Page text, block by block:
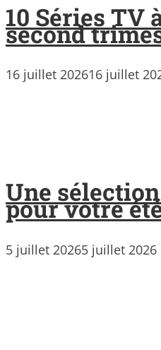
10 Séries TV
second
16 juillet 202616 juillet
Une sélection
pour votre
5 juillet 20265 juillet 2026